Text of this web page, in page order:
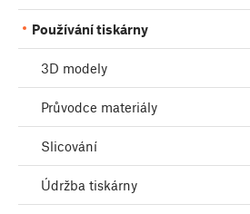
Používání tiskárny
3D modely
Průvodce materiály
Slicování
Údržba tiskárny